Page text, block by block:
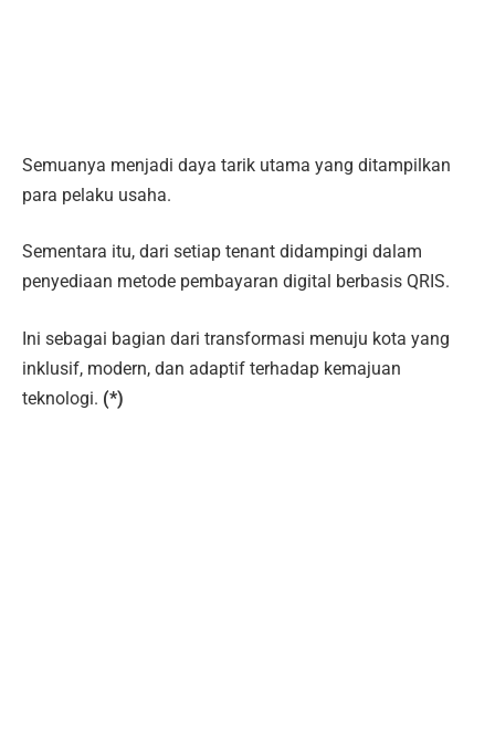
Semuanya menjadi daya tarik utama yang ditampilkan
para pelaku usaha.
Sementara itu, dari setiap tenant didampingi dalam
penyediaan metode pembayaran digital berbasis QRIS.
Ini sebagai bagian dari transformasi menuju kota yang
inklusif, modern, dan adaptif terhadap kemajuan
teknologi. (*)